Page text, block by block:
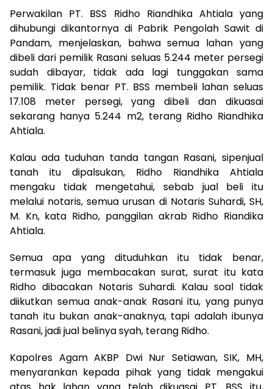
Perwakilan PT. BSS Ridho Riandhika Ahtiala yang
dihubungi dikantornya di Pabrik Pengolah Sawit di
Pandam, menjelaskan, bahwa semua lahan yang
dibeli dari pemilik Rasani seluas 5.244 meter persegi
sudah dibayar, tidak ada lagi tunggakan sama
pemilik. Tidak benar PT. BSS membeli lahan seluas
17.108 meter persegi, yang dibeli dan dikuasai
sekarang hanya 5.244 m2, terang Ridho Riandhika
Ahtiala.
Kalau ada tuduhan tanda tangan Rasani, sipenjual
tanah itu dipalsukan, Ridho Riandhika Ahtiala
mengaku tidak mengetahui, sebab jual beli itu
melalui notaris, semua urusan di Notaris Suhardi, SH,
M. Kn, kata Ridho, panggilan akrab Ridho Riandika
Ahtiala.
Semua apa yang dituduhkan itu tidak benar,
termasuk juga membacakan surat, surat itu kata
Ridho dibacakan Notaris Suhardi. Kalau soal tidak
diikutkan semua anak-anak Rasani itu, yang punya
tanah itu bukan anak-anaknya, tapi adalah ibunya
Rasani, jadi jual belinya syah, terang Ridho.
Kapolres Agam AKBP Dwi Nur Setiawan, SIK, MH,
menyarankan kepada pihak yang tidak mengakui